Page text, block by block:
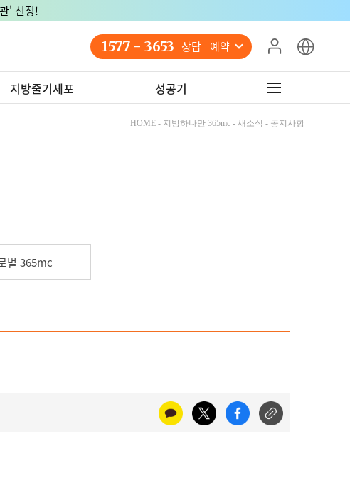
' 선정!
1577 - 3653 상담 예약
지방줄기세포 성공기
HOME - 지방하나만 365mc - 새소식 - 공지사항
벌 365mc